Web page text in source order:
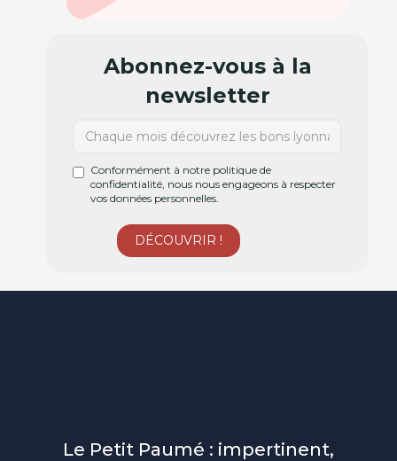
Abonnez-vous à la
newsletter
Conformément à notre politique de
confidentialité, nous nous engageons à respecter
vos données personnelles.
Le Petit Paumé : impertinent,